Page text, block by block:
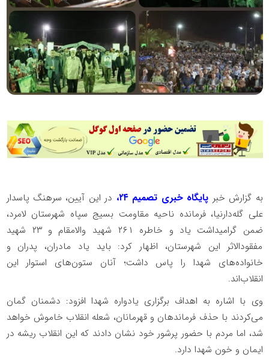
به گزارش خبر پایگاه خبری تصمیم ۲۴،
در این آیین، سرهنگ پاسدار
علی گله‌دارنیا، فرمانده ناحیه مقاومت بسیج سپاه شهرستان لامرد،
ضمن گرامیداشت یاد و خاطره ۲۶۱ شهید والامقام و ۲۳ شهید
مفقودالاثر این شهرستان، اظهار کرد: باید یاد مادران، پدران و
خانواده‌های شهدا را پاس داشت؛ آنان ستون‌های استوار این
انقلاب‌اند.
وی با اشاره به اهداف برگزاری یادواره شهدا افزود: دشمنان گمان
می‌کردند با حذف فرماندهان و قهرمانان، شعله انقلاب خاموش خواهد
شد، اما مردم با حضور پرشور خود نشان دادند که این انقلاب ریشه در
ایمان و خون شهدا دارد.